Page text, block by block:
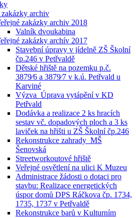
zakázky archiv
zakázky archiv 2018
Valník dvoukabina
zakázky archív 2017
Stavební úpravy v jídelně ZŠ Školní
čp.246 v Petřvaldě
Dětské hřiště na pozemku p.č.
3879⁄6 a 3879⁄7 v k.ú. Petřvald u
Karviné
Výzva_Úprava vytápění v KD
Petřvald
Dodávka a realizace 2 ks hracích
sestav vč. dopadových ploch a 3 ks
laviček na hřišti u ZŠ Školní čp.246
Rekonstrukce zahrady_MŠ
Šenovská
Streetworkoutové hřiště
Veřejné osvětlení na ulici K Muzeu
Administrace žádosti o dotaci pro
stavbu: Realizace energetických
úspor domů DPS Ráčkova čp. 1734,
1735, 1737 v Petřvaldě
Rekonstrukce barů v Kulturním